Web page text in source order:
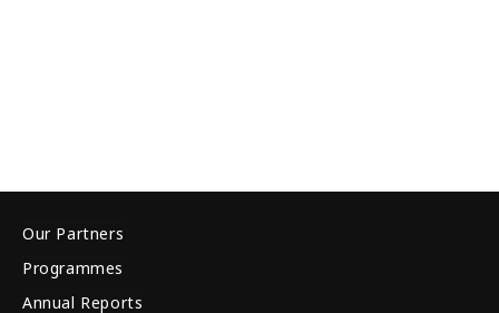
Our Partners
Programmes
Annual Reports